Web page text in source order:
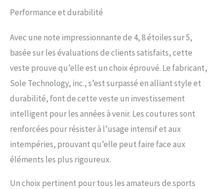
Performance et durabilité
Avec une note impressionnante de 4, 8 étoiles sur 5,
basée sur les évaluations de clients satisfaits, cette
veste prouve qu’elle est un choix éprouvé. Le fabricant,
Sole Technology, inc., s’est surpassé en alliant style et
durabilité, font de cette veste un investissement
intelligent pour les années à venir. Les coutures sont
renforcées pour résister à l’usage intensif et aux
intempéries, prouvant qu’elle peut faire face aux
éléments les plus rigoureux.
Un choix pertinent pour tous les amateurs de sports